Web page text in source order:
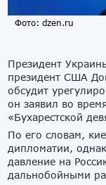
Фото: dzen.ru
Президент
президент США
обсудит
он заявил во
«Бухарестской
По его словам,
дипломатии,
давление на
дальнобойными